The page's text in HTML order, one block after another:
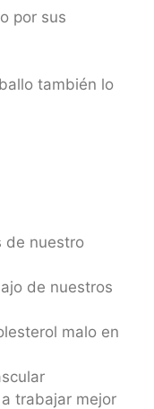
por sus
también lo
de nuestro
de nuestros
malo en
trabajar mejor